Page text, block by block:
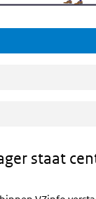
staat